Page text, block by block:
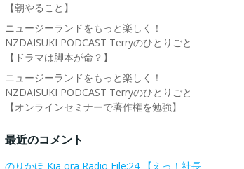
【朝やること】
ニュージーランドをもっと楽しく！
NZDAISUKI PODCAST Terryのひとりごと
【ドラマは脚本が命？】
ニュージーランドをもっと楽しく！
NZDAISUKI PODCAST Terryのひとりごと
【オンラインセミナーで著作権を勉強】
最近のコメント
のりかほ Kia ora Radio File:24 【えっ！社長